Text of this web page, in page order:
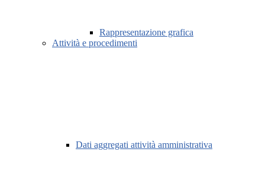
Rappresentazione grafica
Attività e procedimenti
Dati aggregati attività amministrativa